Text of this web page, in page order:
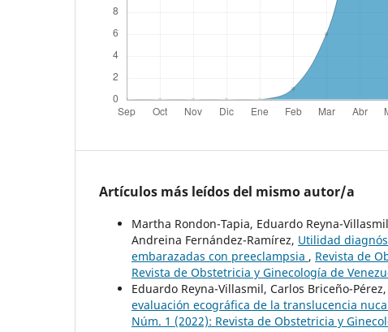
Artículos más leídos del mismo autor/a
Martha Rondon-Tapia, Eduardo Reyna-
Andreina Fernández-Ramírez, Utilidad
embarazadas con preeclampsia , Revista de
Revista de Obstetricia y Ginecología de
Eduardo Reyna-Villasmil, Carlos Briceño-
evaluación ecográfica de la translucencia
Núm. 1 (2022): Revista de Obstetricia y